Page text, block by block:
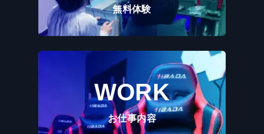
無料体験
WORK
お仕事内容